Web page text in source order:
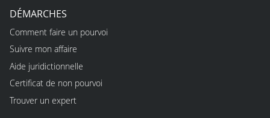
DÉMARCHES
Comment faire un pourvoi
Suivre mon affaire
Aide juridictionnelle
Certificat de non pourvoi
Trouver un expert